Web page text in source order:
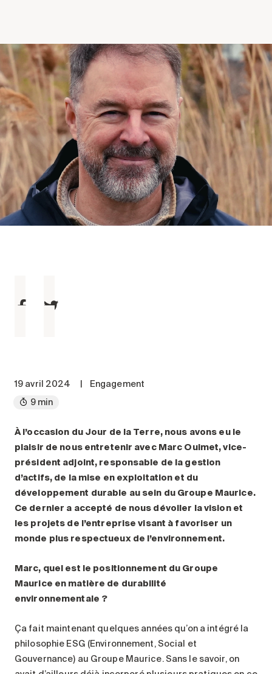
Comprendre les coûts
Les 6 étapes de décision
Votre arrivée en résidence
Témoignages
Ce qui est inclus
Votre appartement
Aires communes
Activités
Commerces intégrés
Services optionnels
Stationnement
Notre approche
Les 8 étapes d’emménagement
À propos
Nouvelles
FAQ
Rechercher&nbsp;:
19 avril 2024
Engagement
9 min
À l’occasion du Jour de la Terre, nous avons eu le
plaisir de nous entretenir avec Marc Ouimet, vice-
président adjoint, responsable de la gestion
d’actifs, de la mise en exploitation et du
développement durable au sein du Groupe Maurice.
Ce dernier a accepté de nous dévoiler la vision et
les projets de l’entreprise visant à favoriser un
monde plus respectueux de l’environnement.
Marc, quel est le positionnement du Groupe
Maurice en matière de durabilité
environnementale ?
Ça fait maintenant quelques années qu’on a intégré la
philosophie ESG (Environnement, Social et
Gouvernance) au Groupe Maurice. Sans le savoir, on